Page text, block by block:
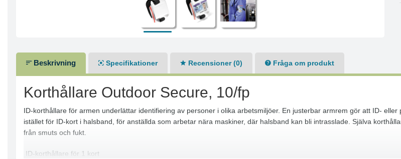
Beskrivning Specifikationer Recensioner (0) Fråga om produkt
Korthållare Outdoor Secure, 10/fp
ID-korthållare för armen underlättar identifiering av personer i olika arbetsmiljöer. En justerbar armrem gör att ID-
istället för ID-kort i halsband, för anställda som arbetar nära maskiner, där halsband kan bli intrasslade. Själva
från smuts och fukt.
ID-korthållare för 1 kort